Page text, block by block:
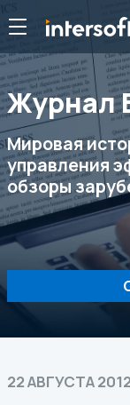
Журнал
Мировая
управления
обзоры
22 АВГУСТА